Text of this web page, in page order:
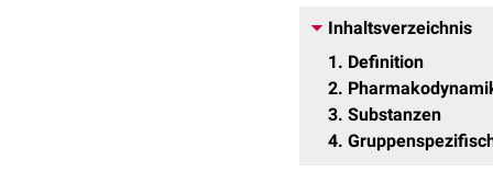
Inhaltsverzeichnis
1
Definition
2
3 Substanzen
4